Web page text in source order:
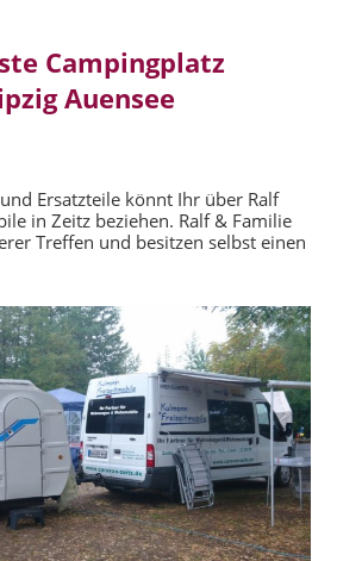
Campingplatz
Auensee
Ersatzteile könnt Ihr über Ralf
in Zeitz beziehen. Ralf & Familie
Treffen und besitzen selbst einen